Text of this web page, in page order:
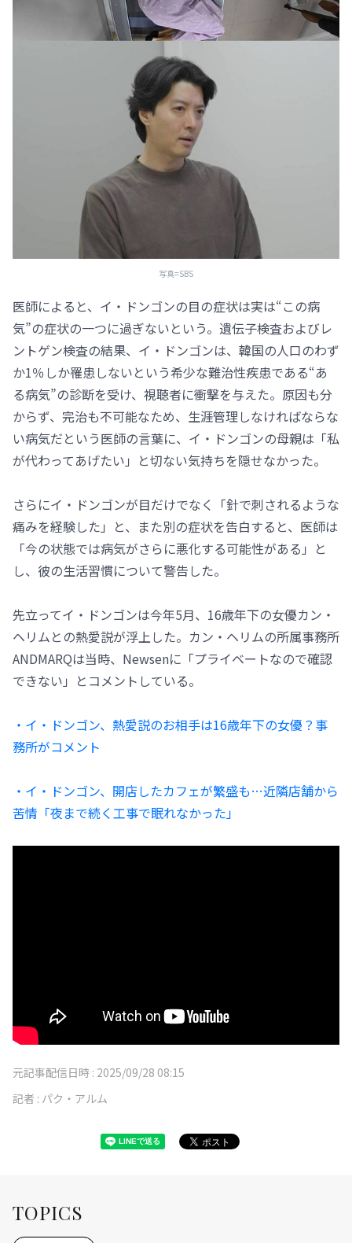
写真=SBS
医師によると、イ・ドンゴンの目の症状は実は“この病
気”の症状の一つに過ぎないという。遺伝子検査およびレ
ントゲン検査の結果、イ・ドンゴンは、韓国の人口のわず
か1％しか罹患しないという希少な難治性疾患である“あ
る病気”の診断を受け、視聴者に衝撃を与えた。原因も分
からず、完治も不可能なため、生涯管理しなければならな
い病気だという医師の言葉に、イ・ドンゴンの母親は「私
が代わってあげたい」と切ない気持ちを隠せなかった。
さらにイ・ドンゴンが目だけでなく「針で刺されるような
痛みを経験した」と、また別の症状を告白すると、医師は
「今の状態では病気がさらに悪化する可能性がある」と
し、彼の生活習慣について警告した。
先立ってイ・ドンゴンは今年5月、16歳年下の女優カン・
ヘリムとの熱愛説が浮上した。カン・ヘリムの所属事務所
ANDMARQは当時、Newsenに「プライベートなので確認
できない」とコメントしている。
・イ・ドンゴン、熱愛説のお相手は16歳年下の女優？事
務所がコメント
・イ・ドンゴン、開店したカフェが繁盛も…近隣店舗から
苦情「夜まで続く工事で眠れなかった」
元記事配信日時 : 2025/09/28 08:15
記者 : パク・アルム
TOPICS